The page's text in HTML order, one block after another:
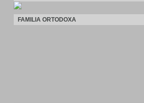
FAMILIA ORTODOXA